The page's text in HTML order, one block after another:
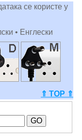
се користе у
• Енглески
⇑ TOP ⇑